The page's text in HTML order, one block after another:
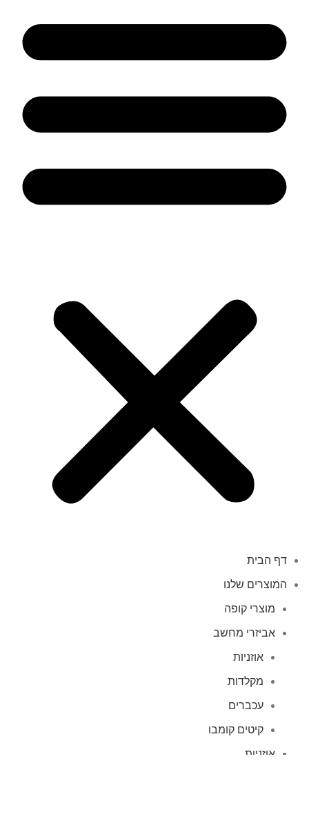
דף הבית
המוצרים שלנו
מוצרי קופה
אביזרי מחשב
אוזניות
מקלדות
עכברים
קיטים קומבו
אוזניות